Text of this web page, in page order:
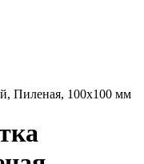
Пиленая, 100x100 мм